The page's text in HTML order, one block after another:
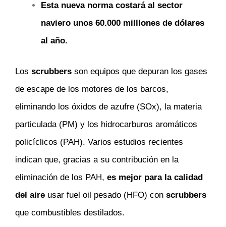
Esta nueva norma costará al sector
naviero unos 60.000 milllones de dólares
al año.
Los scrubbers son equipos que depuran los gases
de escape de los motores de los barcos,
eliminando los óxidos de azufre (SOx), la materia
particulada (PM) y los hidrocarburos aromáticos
policíclicos (PAH). Varios estudios recientes
indican que, gracias a su contribución en la
eliminación de los PAH, es mejor para la calidad
del aire usar fuel oil pesado (HFO) con scrubbers
que combustibles destilados.